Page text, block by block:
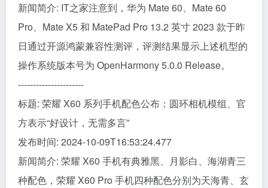
新闻简介: IT之家注意到，华为 Mate 60、Mate 60
Pro、Mate X5 和 MatePad Pro 13.2 英寸 2023 款于昨
日通过开源鸿蒙兼容性测评，评测结果显示上述机型的
操作系统版本号为 OpenHarmony 5.0.0 Release。
----------------------
标题: 荣耀 X60 系列手机配色公布：圆环相机模组、官
方表示“好设计，无需多言”
发布时间: 2024-10-09T16:53:24.477
新闻简介: 荣耀 X60 手机有典雅黑、月影白、海湖青三
种配色，荣耀 X60 Pro 手机四种配色分别为天海青、玄